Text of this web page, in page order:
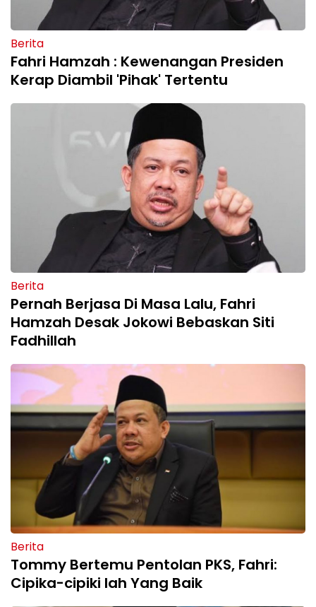
Berita
Fahri Hamzah : Kewenangan Presiden
Kerap Diambil 'Pihak' Tertentu
Berita
Pernah Berjasa Di Masa Lalu, Fahri
Hamzah Desak Jokowi Bebaskan Siti
Fadhillah
Berita
Tommy Bertemu Pentolan PKS, Fahri:
Cipika-cipiki lah Yang Baik